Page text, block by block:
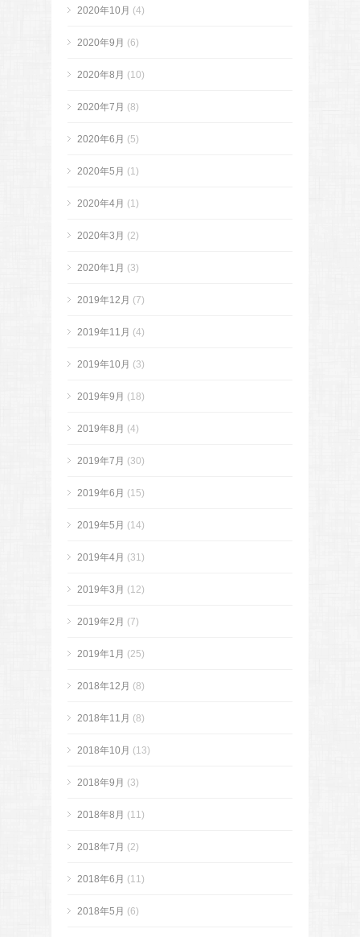
2020年10月 (4)
2020年9月 (6)
2020年8月 (10)
2020年7月 (8)
2020年6月 (5)
2020年5月 (1)
2020年4月 (1)
2020年3月 (2)
2020年1月 (3)
2019年12月 (7)
2019年11月 (4)
2019年10月 (3)
2019年9月 (18)
2019年8月 (4)
2019年7月 (30)
2019年6月 (15)
2019年5月 (14)
2019年4月 (31)
2019年3月 (12)
2019年2月 (7)
2019年1月 (25)
2018年12月 (8)
2018年11月 (8)
2018年10月 (13)
2018年9月 (3)
2018年8月 (11)
2018年7月 (2)
2018年6月 (11)
2018年5月 (6)